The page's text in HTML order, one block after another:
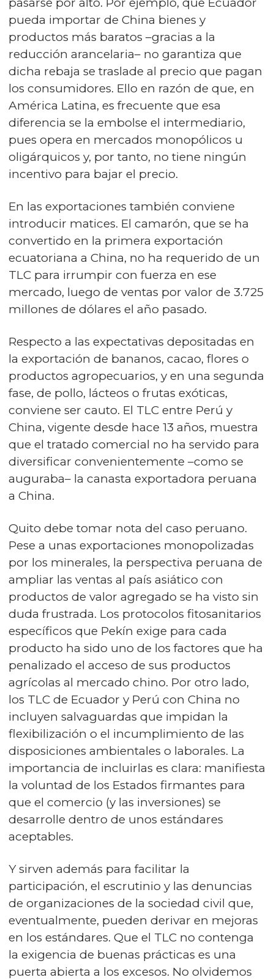
pasarse por alto. Por ejemplo, que Ecuador
pueda importar de China bienes y
productos más baratos –gracias a la
reducción arancelaria– no garantiza que
dicha rebaja se traslade al precio que pagan
los consumidores. Ello en razón de que, en
América Latina, es frecuente que esa
diferencia se la embolse el intermediario,
pues opera en mercados monopólicos u
oligárquicos y, por tanto, no tiene ningún
incentivo para bajar el precio.
En las exportaciones también conviene
introducir matices. El camarón, que se ha
convertido en la primera exportación
ecuatoriana a China, no ha requerido de un
TLC para irrumpir con fuerza en ese
mercado, luego de ventas por valor de 3.725
millones de dólares el año pasado.
Respecto a las expectativas depositadas en
la exportación de bananos, cacao, flores o
productos agropecuarios, y en una segunda
fase, de pollo, lácteos o frutas exóticas,
conviene ser cauto. El TLC entre Perú y
China, vigente desde hace 13 años, muestra
que el tratado comercial no ha servido para
diversificar convenientemente –como se
auguraba– la canasta exportadora peruana
a China.
Quito debe tomar nota del caso peruano.
Pese a unas exportaciones monopolizadas
por los minerales, la perspectiva peruana de
ampliar las ventas al país asiático con
productos de valor agregado se ha visto sin
duda frustrada. Los protocolos fitosanitarios
específicos que Pekín exige para cada
producto ha sido uno de los factores que ha
penalizado el acceso de sus productos
agrícolas al mercado chino. Por otro lado,
los TLC de Ecuador y Perú con China no
incluyen salvaguardas que impidan la
flexibilización o el incumplimiento de las
disposiciones ambientales o laborales. La
importancia de incluirlas es clara: manifiesta
la voluntad de los Estados firmantes para
que el comercio (y las inversiones) se
desarrolle dentro de unos estándares
aceptables.
Y sirven además para facilitar la
participación, el escrutinio y las denuncias
de organizaciones de la sociedad civil que,
eventualmente, pueden derivar en mejoras
en los estándares. Que el TLC no contenga
la exigencia de buenas prácticas es una
puerta abierta a los excesos. No olvidemos